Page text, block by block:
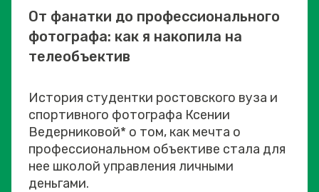
От фанатки до профессионального
фотографа: как я накопила на
телеобъектив
История студентки ростовского вуза и
спортивного фотографа Ксении
Ведерниковой* о том, как мечта о
профессиональном объективе стала для
нее школой управления личными
деньгами.